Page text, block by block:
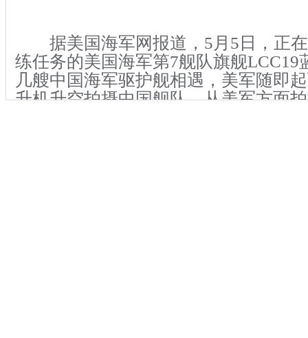
据美国海军网报道，5月5日，正在
练任务的美国海军第7舰队旗舰LCC19
几艘中国海军驱护舰相遇，美军随即
升机升空拍摄中国舰队。从美军方面